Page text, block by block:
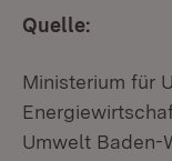
Quelle:
Ministerium für
Umwelt Baden-